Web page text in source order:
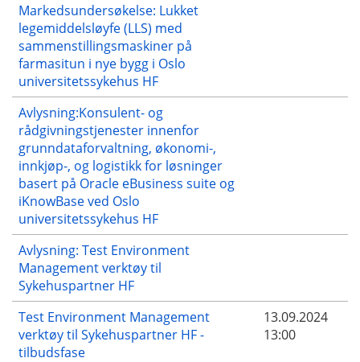
Markedsundersøkelse: Lukket
legemiddelsløyfe (LLS) med
sammenstillingsmaskiner på
farmasitun i nye bygg i Oslo
universitetssykehus HF
Avlysning:Konsulent- og
rådgivningstjenester innenfor
grunndataforvaltning, økonomi-,
innkjøp-, og logistikk for løsninger
basert på Oracle eBusiness suite og
iKnowBase ved Oslo
universitetssykehus HF
Avlysning: Test Environment
Management verktøy til
Sykehuspartner HF
Test Environment Management
verktøy til Sykehuspartner HF -
tilbudsfase
13.09.2024
13:00